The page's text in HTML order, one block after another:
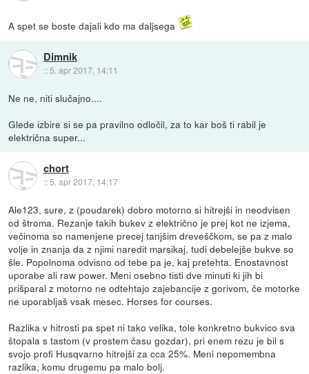
A spet se boste dajali kdo ma daljsega
Dimnik
:: 5. apr 2017, 14:11
Ne ne, niti slučajno....
Glede izbire si se pa pravilno odločil, za to kar boš ti rabil je
električna super...
chort
::5. apr 2017, 14:17
Ale123, sure, z (poudarek) dobro motorno si hitrejši in neodvisen
od štroma. Rezanje takih bukev z električno je prej kot ne izjema,
večinoma so namenjene precej tanjšim dreveščkom, se pa z malo
volje in znanja da z njimi naredit marsikaj, tudi debelejše bukve so
šle. Popolnoma odvisno od tebe pa je, kaj pretehta. Enostavnost
uporabe ali raw power. Meni osebno tisti dve minuti ki jih bi
prišparal z motorno ne odtehtajo zajebancije z gorivom, če motorke
ne uporabljaš vsak mesec. Horses for courses.
Razlika v hitrosti pa spet ni tako velika, tole konkretno bukvico sva
štopala s tastom (v prostem času gozdar), pri enem rezu je bil s
svojo profi Husqvarno hitrejši za cca 25%. Meni nepomembna
razlika, komu drugemu pa malo bolj.